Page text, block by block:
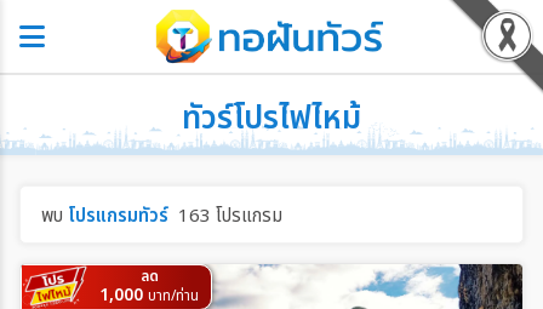
ทัวร์โปรไฟไหม้
พบ โปรแกรมทัวร์ 163 โปรแกรม
ลด
1,000 บาท/ท่าน